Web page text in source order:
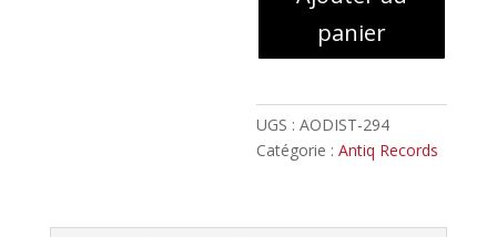
panier
UGS :AODIST-294
Catégorie :Antiq Records